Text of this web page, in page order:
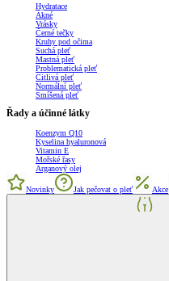
Hydratace
Akné
Vrásky
Černé tečky
Kruhy pod očima
Suchá pleť
Mastná pleť
Problematická pleť
Citlivá pleť
Normální pleť
Smíšená pleť
Řady a účinné látky
Koenzym Q10
Kyselina hyaluronová
Vitamin E
Mořské řasy
Arganový olej
Novinky Jak pečovat o pleť Akce